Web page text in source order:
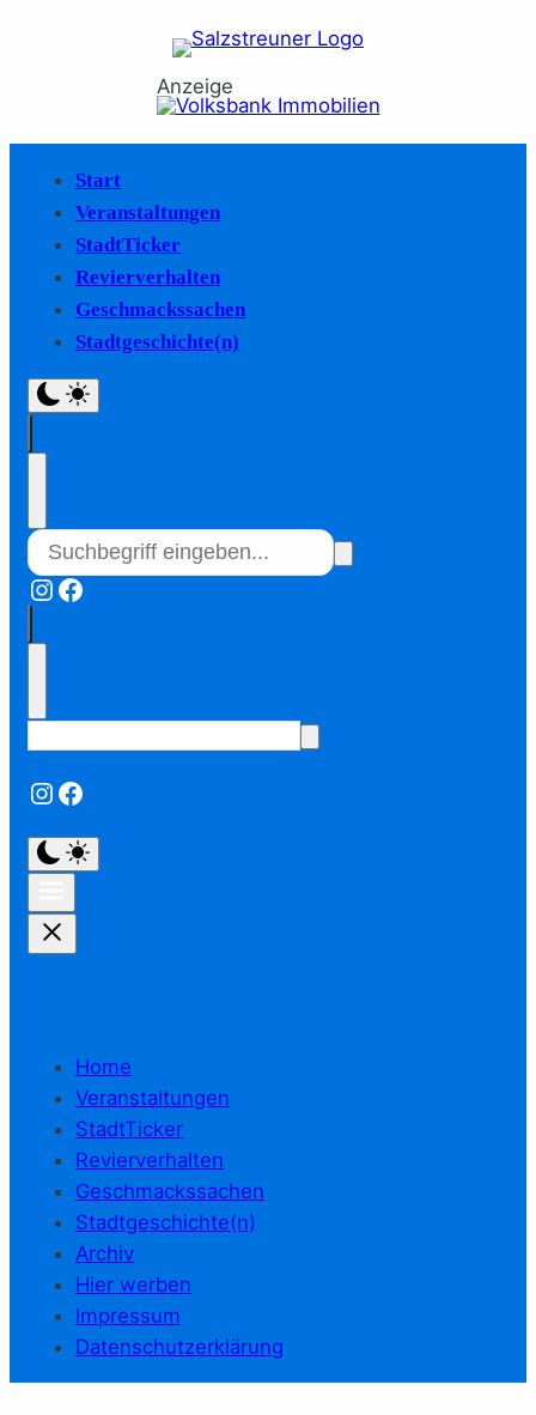
Anzeige
Start
Veranstaltungen
StadtTicker
Revierverhalten
Geschmackssachen
Stadtgeschichte(n)
Instagram
Facebook
Instagram
Facebook
Home
Veranstaltungen
StadtTicker
Revierverhalten
Geschmackssachen
Stadtgeschichte(n)
Archiv
Hier werben
Impressum
Datenschutzerklärung